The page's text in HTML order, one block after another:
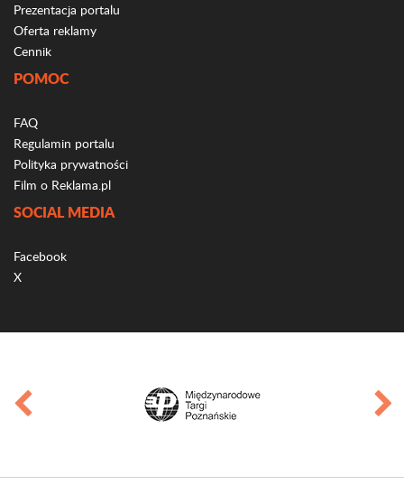
Prezentacja portalu
Oferta reklamy
Cennik
POMOC
FAQ
Regulamin portalu
Polityka prywatności
Film o Reklama.pl
SOCIAL MEDIA
Facebook
X